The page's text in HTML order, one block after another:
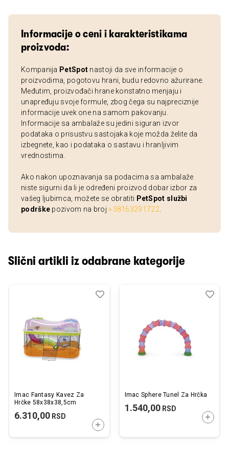
Informacije o ceni i karakteristikama
proizvoda:
Kompanija PetSpot nastoji da sve informacije o
proizvodima, pogotovu hrani, budu redovno ažurirane.
Međutim, proizvođači hrane konstatno menjaju i
unapređuju svoje formule, zbog čega su najpreciznije
informacije uvek one na samom pakovanju.
Informacije sa ambalaže su jedini siguran izvor
podataka o prisustvu sastojaka koje možda želite da
izbegnete, kao i podataka o sastavu i hranljivim
vrednostima.
Ako nakon upoznavanja sa podacima sa ambalaže
niste sigurni da li je određeni proizvod dobar izbor za
vašeg ljubimca, možete se obratiti PetSpot službi
podrške pozivom na broj+38163291722
Slični artikli iz odabrane kategorije
Imac Fantasy Kavez Za
Hrčke 58x38x38,5cm
6.310,00 RSD
DODAJTE U KORPU
Dodaj
Uporedi
Imac Sphere Tunel Za Hrčka
1.540,00RSD